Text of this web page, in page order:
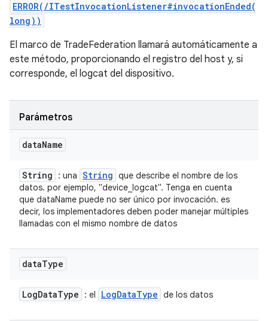
ERROR(/ITestInvocationListener#invocationEnded(
long))
El marco de TradeFederation llamará automáticamente a
este método, proporcionando el registro del host y, si
corresponde, el logcat del dispositivo.
Parámetros
dataName
String : una String que describe el nombre de los
datos. por ejemplo, "device_logcat". Tenga en cuenta
que dataName puede no ser único por invocación. es
decir, los implementadores deben poder manejar múltiples
llamadas con el mismo nombre de datos
dataType
LogDataType : el LogDataType de los datos